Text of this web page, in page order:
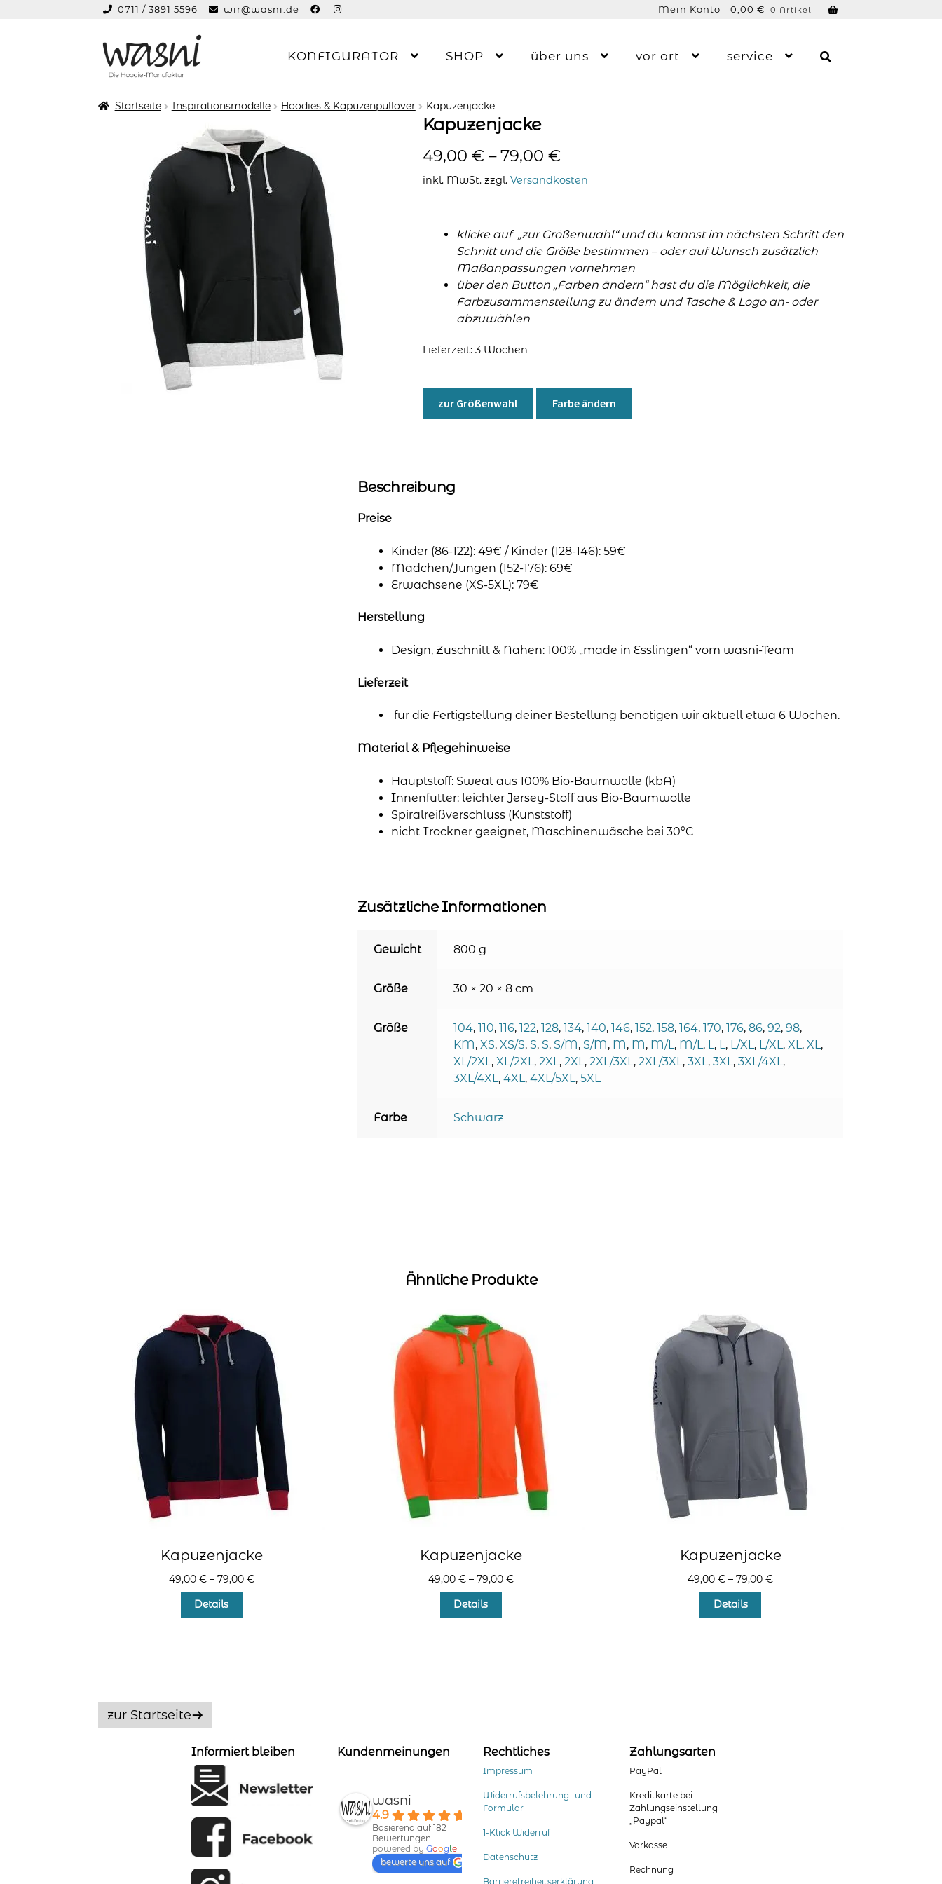
0,00 € 0 Artikel
0711 / 3891 5596 wir@wasni.de Mein Konto
Zur
springen
Zum
springen
KONFIGURATOR SHOP über uns vor ort service
Startseite Inspirationsmodelle Hoodies & Kapuzenpullover Kapuzenjacke
Kapuzenjacke
49,00 € –79,00 €
inkl. MwSt. zzgl. Versandkosten
klicke auf „zur Größenwahl“ und du kannst im nächsten Schritt den
Schnitt und die Größe bestimmen – oder auf Wunsch zusätzlich
Maßanpassungen vornehmen
über den Button „Farben ändern“ hast du die Möglichkeit, die
Farbzusammenstellung zu ändern und Tasche & Logo an- oder
abzuwählen
Lieferzeit: 3 Wochen
zur Größenwahl Farbe ändern
Beschreibung
Preise
Kinder (86-122): 49€ / Kinder (128-146): 59€
Mädchen/Jungen (152-176): 69€
Erwachsene (XS-5XL): 79€
Herstellung
Design, Zuschnitt & Nähen: 100% „made in Esslingen“ vom wasni-Team
Lieferzeit
für die Fertigstellung deiner Bestellung benötigen wir aktuell etwa 6 Wochen.
Material & Pflegehinweise
Hauptstoff: Sweat aus 100% Bio-Baumwolle (kbA)
Innenfutter: leichter Jersey-Stoff aus Bio-Baumwolle
Spiralreißverschluss (Kunststoff)
nicht Trockner geeignet, Maschinenwäsche bei 30°C
Zusätzliche Informationen
Gewicht 800 g
Größe 30 × 20 × 8 cm
Größe 104, 110, 116, 122, 128, 134, 140, 146, 152, 158, 164, 170, 176, 86, 92, 98,
KM, XS, XS/S, S, S, S/M, S/M, M, M, M/L, M/L, L, L, L/XL, L/XL, XL, XL,
XL/2XL, XL/2XL, 2XL, 2XL, 2XL/3XL, 2XL/3XL, 3XL, 3XL, 3XL/4XL,
3XL/4XL, 4XL, 4XL/5XL, 5XL
Farbe Schwarz
Ähnliche Produkte
Kapuzenjacke
49,00 €– 79,00 €
Details
der
Produktseite
werden
Kapuzenjacke
49,00 €– 79,00 €
Details
der
Produktseite
gewählt
werden
Kapuzenjacke
49,00€ –79,00€
Details
zur Startseite
Informiert bleiben Kundenmeinungen
wasni
4.9
Basierend auf 182
Bewertungen
powered byGoogle
bewerte uns auf
Rechtliches
Impressum
Widerrufsbelehrung- und
Formular
1-Klick Widerruf
Datenschutz
Barrierefreiheitserklärung
Zahlungsarten
PayPal
Kreditkarte bei
Zahlungseinstellung
„Paypal“
Vorkasse
Rechnung